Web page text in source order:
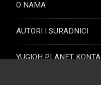
O NAMA
AUTORI I SURADNICI
YUGIOH PLANET